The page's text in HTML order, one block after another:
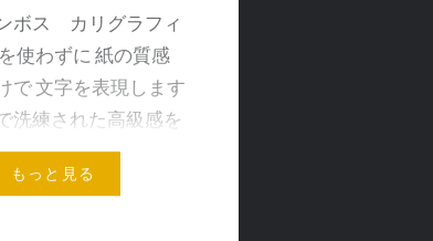
ボス カリグラフィ
使わずに 紙の質感
で 文字を表現します
洗練された高級感を
す
生徒様は ウェ
ーンに多数ご利用さ
もっと見る